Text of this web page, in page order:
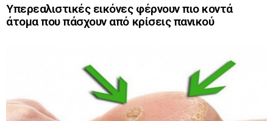
Υπερεαλιστικές εικόνες φέρνουν πιο κοντά
άτομα που πάσχουν από κρίσεις πανικού